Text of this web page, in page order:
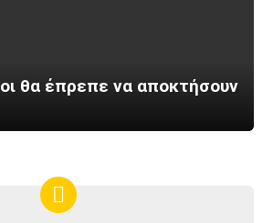
θα έπρεπε να αποκτήσουν